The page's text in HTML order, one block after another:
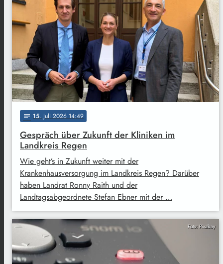
notes 15. Juli 2026 14:49
Gespräch über Zukunft der Kliniken im
Landkreis Regen
Wie geht’s in Zukunft weiter mit der
Krankenhausversorgung im Landkreis Regen? Darüber
haben Landrat Ronny Raith und der
Landtagsabgeordnete Stefan Ebner mit der …
Foto: Pixabay